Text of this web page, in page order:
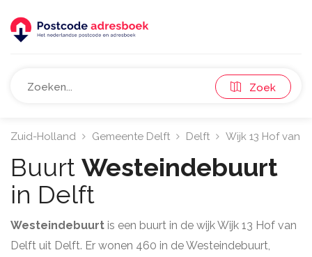
Zoek
Zuid-Holland Gemeente Delft Delft Wijk 13 Hof van
Buurt Westeindebuurt
in Delft
Westeindebuurt is een buurt in de wijk Wijk 13 Hof van
Delft uit Delft. Er wonen 460 in de Westeindebuurt,